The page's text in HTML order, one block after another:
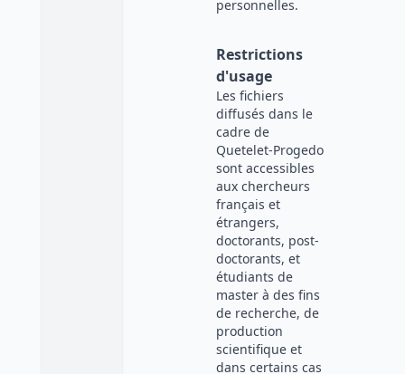
personnelles.
Restrictions
d'usage
Les fichiers
diffusés dans le
cadre de
Quetelet-Progedo
sont accessibles
aux chercheurs
français et
étrangers,
doctorants, post-
doctorants, et
étudiants de
master à des fins
de recherche, de
production
scientifique et
dans certains cas